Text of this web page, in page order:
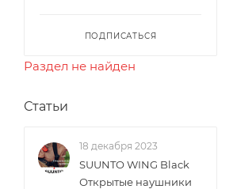
ПОДПИСАТЬСЯ
Раздел не найден
Статьи
18 декабря 2023
SUUNTO WING Black
Открытые наушники